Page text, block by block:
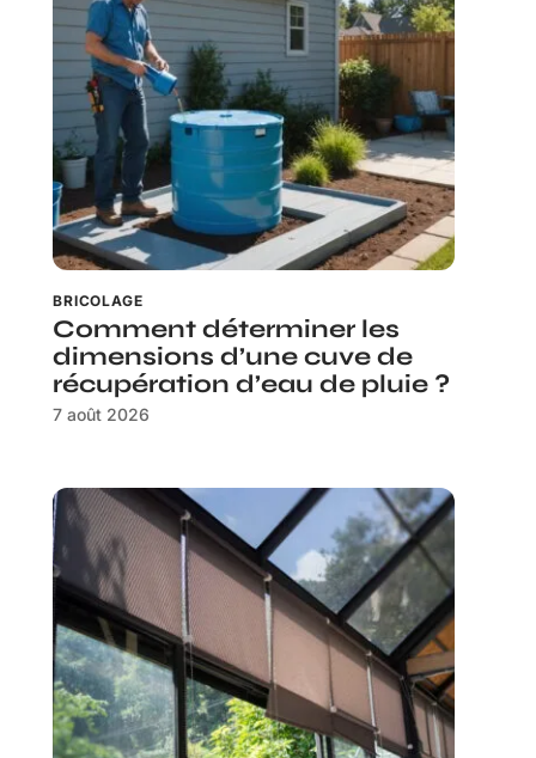
BRICOLAGE
Comment déterminer les
dimensions d’une cuve de
récupération d’eau de pluie ?
7 août 2026